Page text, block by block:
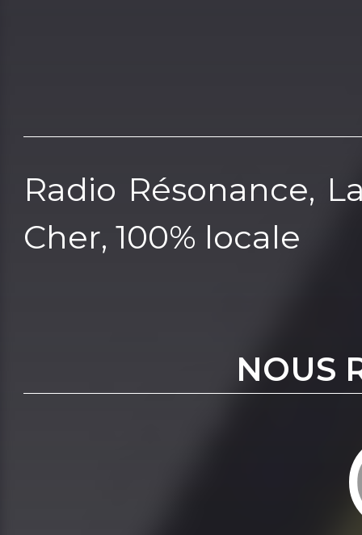
Radio Résonance,
Cher, 100% locale
NOUS